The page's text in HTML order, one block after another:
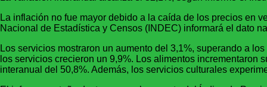
La inflación no fue mayor debido a la caída de los precios en
Nacional de Estadística y Censos (INDEC) informará el dato
Los servicios mostraron un aumento del 3,1%, superando a
los servicios crecieron un 9,9%. Los alimentos incrementaron
interanual del 50,8%. Además, los servicios culturales